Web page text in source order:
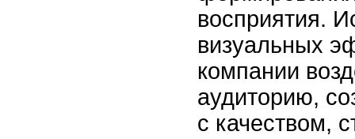
восприятия.
визуальных
компании
аудиторию,
с качеством,